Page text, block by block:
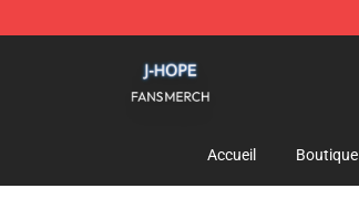
Accueil Boutique